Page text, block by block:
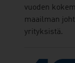
vuoden
maailman
yrityksistä.